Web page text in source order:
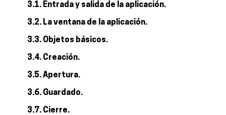
3.1. Entrada y salida de la aplicación.
3.2. La ventana de la aplicación.
3.3. Objetos básicos.
3.4. Creación.
3.5. Apertura.
3.6. Guardado.
3.7. Cierre.